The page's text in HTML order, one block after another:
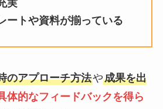
実
ートや資料が揃っている
のアプローチ方法や成果を出
体的なフィードバックを得ら